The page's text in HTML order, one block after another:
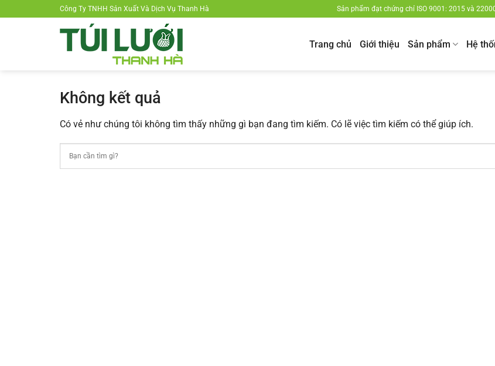
đến
Công Ty TNHH Sản Xuất Và Dịch Vụ Thanh Hà Sản phẩm đạt chứng chỉ ISO 9001: 2015 và
Trang chủ Giới thiệu Sản phẩm Hệ
Không kết quả
Có vẻ như chúng tôi không tìm thấy những gì bạn đang tìm kiếm. Có lẽ việc tìm kiếm có thể giúp ích.